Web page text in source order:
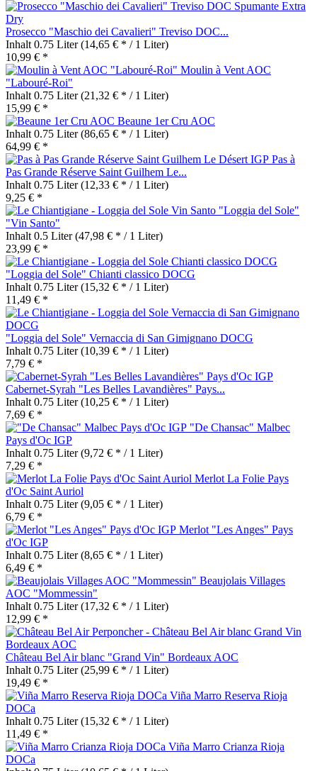
Prosecco "Maschio dei Cavalieri" Treviso DOC...
Inhalt 0.75 Liter(14,65 € * / 1 Liter)
10,99 € *
Moulin à Vent AOC
"Labouré-Roi"
Inhalt 0.75 Liter(21,32 € * / 1 Liter)
15,99 € *
Beaune 1er Cru AOC
Inhalt 0.75 Liter(86,65 € * / 1 Liter)
64,99 € *
Pas à
Pas Grande Réserve Saint Guilhem Le...
Inhalt 0.75 Liter(12,33 € * / 1 Liter)
9,25 € *
"Loggia del Sole"
"Vin Santo"
Inhalt 0.5 Liter(47,98 € * / 1 Liter)
23,99 € *
"Loggia del Sole" Chianti classico DOCG
Inhalt 0.75 Liter(15,32 € * / 1 Liter)
11,49 € *
"Loggia del Sole" Vernaccia di San Gimignano DOCG
Inhalt 0.75 Liter(10,39 € * / 1 Liter)
7,79 € *
Cabernet-Syrah "Les Belles Lavandières" Pays...
Inhalt 0.75 Liter(10,25 € * / 1 Liter)
7,69 € *
"De Chansac" Malbec
Pays d'Oc IGP
Inhalt 0.75 Liter(9,72 € * / 1 Liter)
7,29 € *
Merlot La Folie Pays
d'Oc Saint Auriol
Inhalt 0.75 Liter(9,05 € * / 1 Liter)
6,79 € *
Merlot "Les Anges" Pays
d'Oc IGP
Inhalt 0.75 Liter(8,65 € * / 1 Liter)
6,49 € *
Beaujolais Villages
AOC "Mommessin"
Inhalt 0.75 Liter(17,32 € * / 1 Liter)
12,99 € *
Château Bel Air blanc "Grand Vin" Bordeaux AOC
Inhalt 0.75 Liter(25,99 € * / 1 Liter)
19,49 € *
Viña Marro Reserva Rioja
DOCa
Inhalt 0.75 Liter(15,32 € * / 1 Liter)
11,49 € *
Viña Marro Crianza Rioja
DOCa